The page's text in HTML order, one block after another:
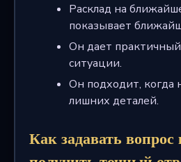
Расклад на
показывает
Он дает
ситуации.
Он подходит, когда
лишних деталей.
Как задавать